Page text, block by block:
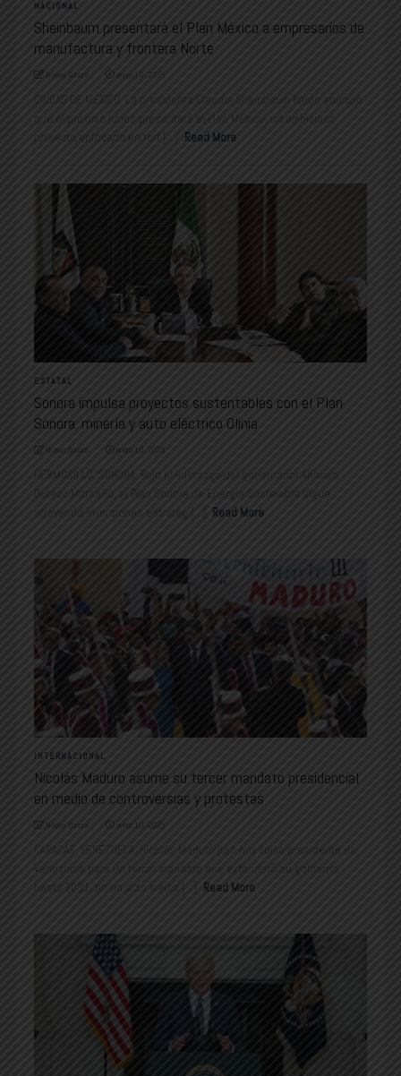
NACIONAL
Sheinbaum presentará el Plan México a empresarios de
manufactura y frontera Norte
Nuevo Sonora enero 10, 2025
CIUDAD DE MÉXICO. La presidenta Claudia Sheinbaum Pardo anunció
que el próximo lunes presentará el Plan México, un ambicioso
proyecto enfocado en fort [...]
Read More
ESTATAL
Sonora impulsa proyectos sustentables con el Plan
Sonora: minería y auto eléctrico Olinia
Nuevo Sonora enero 10, 2025
HERMOSILLO, SONORA. Bajo el liderazgo del gobernador Alfonso
Durazo Montaño, el Plan Sonora de Energía Sostenible sigue
atrayendo inversiones estratég [...]
Read More
INTERNACIONAL
Nicolás Maduro asume su tercer mandato presidencial
en medio de controversias y protestas
Nuevo Sonora enero 10, 2025
CARACAS, VENEZUELA. Nicolás Maduro juró hoy como presidente de
Venezuela para un tercer mandato que extenderá su gobierno
hasta 2031, en un acto marca [...]
Read More